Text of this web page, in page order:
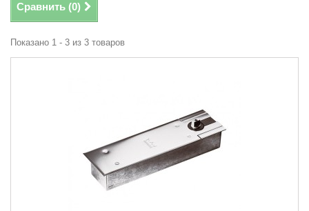
Сравнить (0)
Показано 1 - 3 из 3 товаров